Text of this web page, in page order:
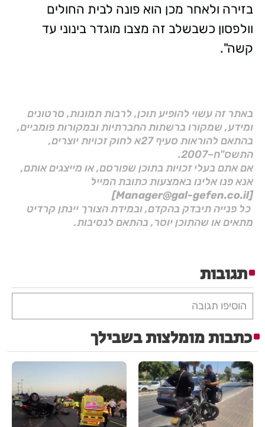
בזירה ולאחר מכן הוא פונה לבית החולים
וולפסון כשבשלב זה מצבו מוגדר בינוני עד
קשה".
באתר זה עשוי להופיע תוכן, לרבות תמונות, סרטונים
ומידע, שמקורו ברשתות החברתיות ובמקורות פומביים,
בהתאם להוראות סעיף 27א לחוק זכויות יוצרים,
התשס"ח–2007.
אם אתם בעלי זכויות בתוכן שפורסם, או מייצגים אותם,
אנא פנו אלינו באמצעות כתובת המייל
[Manager@gal-gefen.co.il]
כל פנייה תיבדק בהקדם, ובמידת הצורך יינתן קרדיט
מתאים או שהתוכן יוסר, בהתאם לנסיבות.
תגובות
הוסיפו תגובה
כתבות מומלצות בשבילך